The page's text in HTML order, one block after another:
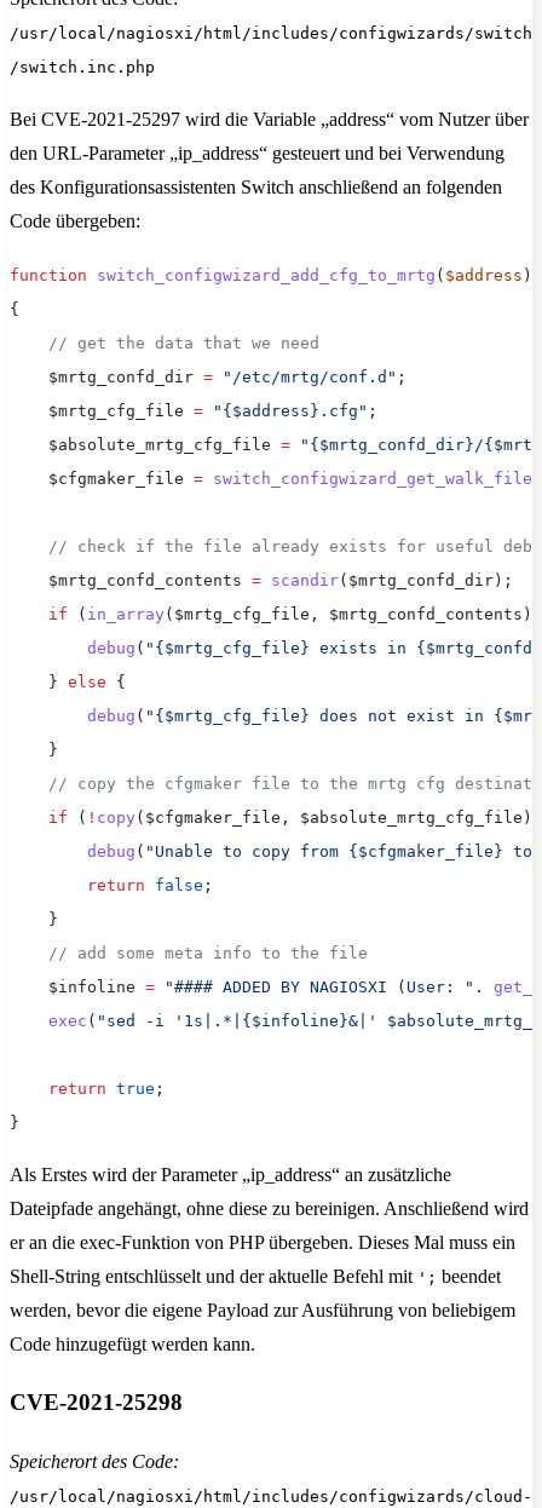
/usr/local/nagiosxi/html/includes/configwizards/switch
/switch.inc.php
Bei CVE-2021-25297 wird die Variable „address“ vom Nutzer über
den URL-Parameter „ip_address“ gesteuert und bei Verwendung
des Konfigurationsassistenten Switch anschließend an folgenden
Code übergeben:
function switch_configwizard_add_cfg_to_mrtg ( $address )
{
    // get the data that we need
    $mrtg_confd_dir
= "/etc/mrtg/conf.d" ;
    $mrtg_cfg_file
= "{$address}.cfg" ;
    $absolute_mrtg_cfg_file
= "{$mrtg_confd_dir}/
    $cfgmaker_file
= switch_configwizard_get_walk_file
// check if the file already exists for useful
    $mrtg_confd_contents
= scandir($mrtg_confd_dir);
    if
( in_array ($mrtg_cfg_file,
        debug
( "{$mrtg_cfg_file} exists in
    }
else {
        debug
( "{$mrtg_cfg_file} does not exist in
    }
// copy the cfgmaker file to the mrtg cfg
    if
( ! copy ($cfgmaker_file,
        debug
( "Unable to copy from {$cfgmaker_file}
        return
false ;
    }
    // add some meta info to the file
    $infoline
= "#### ADDED BY NAGIOSXI (User: " .
    exec
( "sed -i '1s|.*|{$infoline}&|'
    return
true ;
}
Als Erstes wird der Parameter „ip_address“ an zusätzliche
Dateipfade angehängt, ohne diese zu bereinigen. Anschließend wird
er an die exec-Funktion von PHP übergeben. Dieses Mal muss ein
Shell-String entschlüsselt und der aktuelle Befehl mit '; beendet
werden, bevor die eigene Payload zur Ausführung von beliebigem
Code hinzugefügt werden kann.
CVE-2021-25298
Speicherort des Code:
/usr/local/nagiosxi/html/includes/configwizards/cloud-